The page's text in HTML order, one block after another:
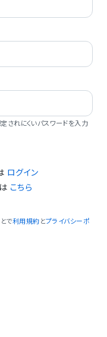
れにくいパスワードを入力
ログイン
こちら
で利用規約 とプライバシーポ